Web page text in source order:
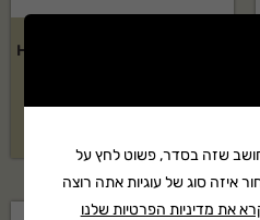
אביזר מטאטא של HUSQVARNA
חושב שזה בסדר, פשוט לחץ על
איזה סוג של עוגיות אתה רוצה
את מדיניות הפרטיות שלנו